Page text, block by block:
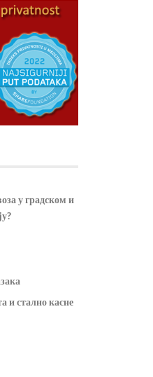
у градском и
и стално касне